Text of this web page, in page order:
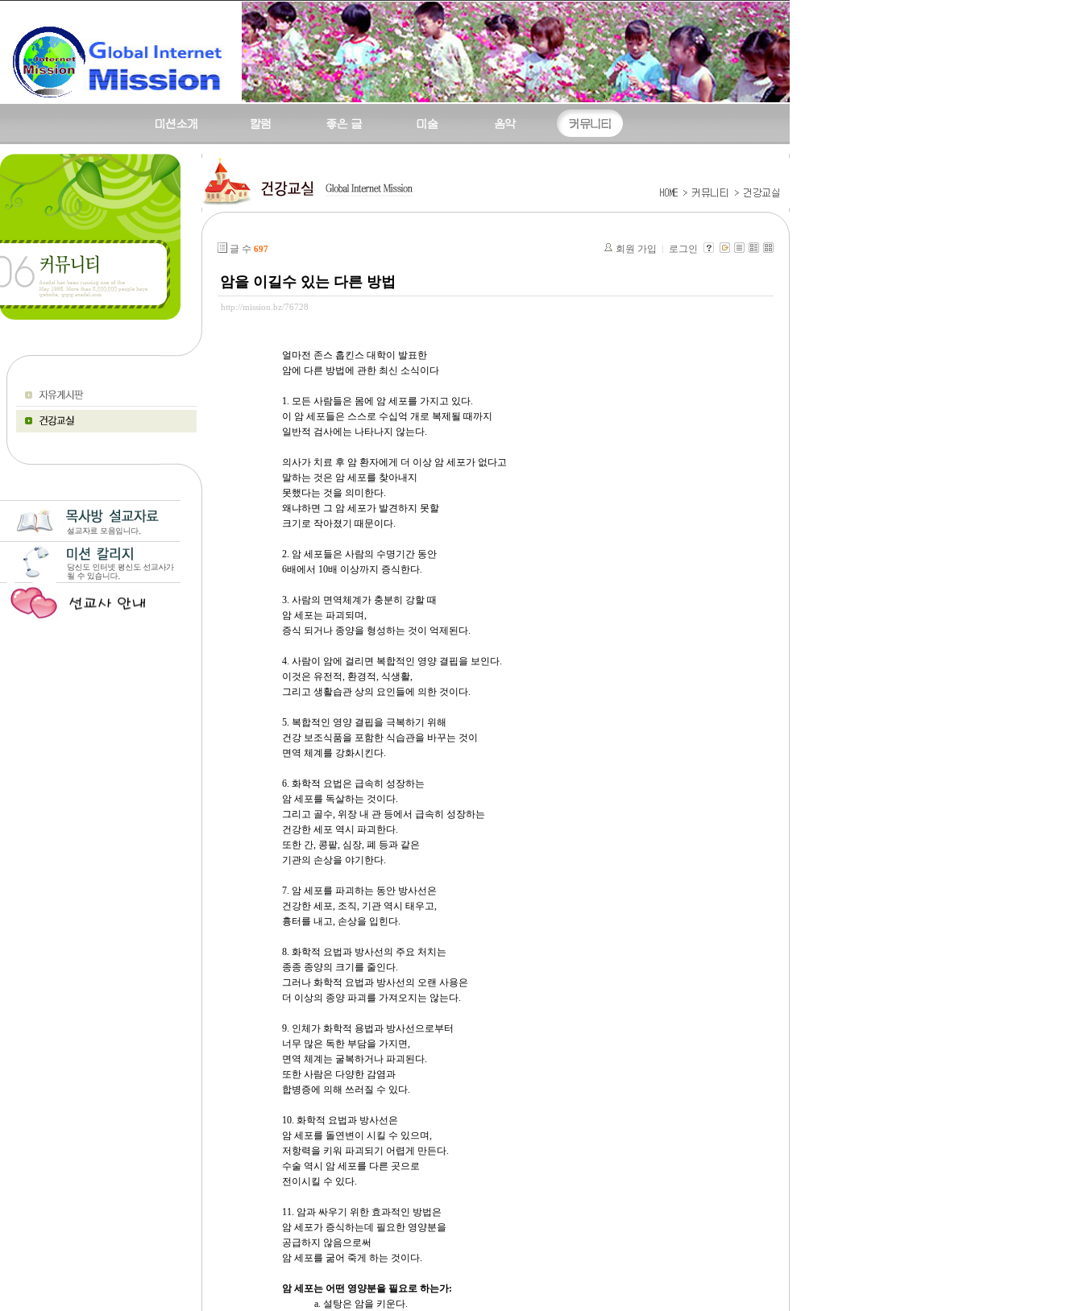
글 수 697 회원 가입 로그인
암을 이길수 있는 다른 방법
http://mission.bz/76728
얼마전 존스 홉킨스 대학이 발표한
암에 다른 방법에 관한 최신 소식이다
1. 모든 사람들은 몸에 암 세포를 가지고 있다.
이 암 세포들은 스스로 수십억 개로 복제될 때까지
일반적 검사에는 나타나지 않는다.
의사가 치료 후 암 환자에게 더 이상 암 세포가 없다고
말하는 것은 암 세포를 찾아내지
못했다는 것을 의미한다.
왜냐하면 그 암 세포가 발견하지 못할
크기로 작아졌기 때문이다.
2. 암 세포들은 사람의 수명기간 동안
6배에서 10배 이상까지 증식한다.
3. 사람의 면역체계가 충분히 강할 때
암 세포는 파괴되며,
증식 되거나 종양을 형성하는 것이 억제된다.
4. 사람이 암에 걸리면 복합적인 영양 결핍을 보인다.
이것은 유전적, 환경적, 식생활,
그리고 생활습관 상의 요인들에 의한 것이다.
5. 복합적인 영양 결핍을 극복하기 위해
건강 보조식품을 포함한 식습관을 바꾸는 것이
면역 체계를 강화시킨다.
6. 화학적 요법은 급속히 성장하는
암 세포를 독살하는 것이다.
그리고 골수, 위장 내 관 등에서 급속히 성장하는
건강한 세포 역시 파괴한다.
또한 간, 콩팥, 심장, 폐 등과 같은
기관의 손상을 야기한다.
7. 암 세포를 파괴하는 동안 방사선은
건강한 세포, 조직, 기관 역시 태우고,
흉터를 내고, 손상을 입힌다.
8. 화학적 요법과 방사선의 주요 처치는
종종 종양의 크기를 줄인다.
그러나 화학적 요법과 방사선의 오랜 사용은
더 이상의 종양 파괴를 가져오지는 않는다.
9. 인체가 화학적 용법과 방사선으로부터
너무 많은 독한 부담을 가지면,
면역 체계는 굴복하거나 파괴된다.
또한 사람은 다양한 감염과
합병증에 의해 쓰러질 수 있다.
10. 화학적 요법과 방사선은
암 세포를 돌연변이 시킬 수 있으며,
저항력을 키워 파괴되기 어렵게 만든다.
수술 역시 암 세포를 다른 곳으로
전이시킬 수 있다.
11. 암과 싸우기 위한 효과적인 방법은
암 세포가 증식하는데 필요한 영양분을
공급하지 않음으로써
암 세포를 굶어 죽게 하는 것이다.
암 세포는 어떤 영양분을 필요로 하는가:
a. 설탕은 암을 키운다.